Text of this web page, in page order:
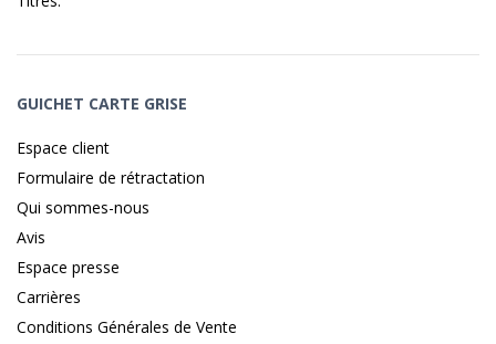
GUICHET CARTE GRISE
Espace client
Formulaire de rétractation
Qui sommes-nous
Avis
Espace presse
Carrières
Conditions Générales de Vente